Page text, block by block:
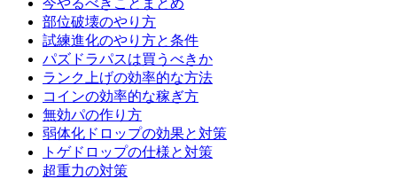
今やるべきことまとめ
部位破壊のやり方
試練進化のやり方と条件
パズドラパスは買うべきか
ランク上げの効率的な方法
コインの効率的な稼ぎ方
無効パの作り方
弱体化ドロップの効果と対策
トゲドロップの仕様と対策
超重力の対策